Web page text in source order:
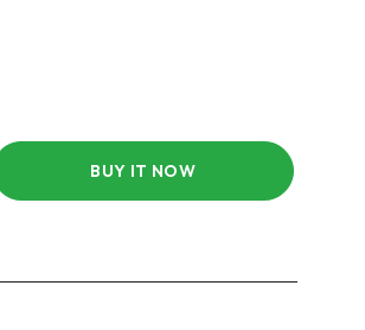
BUY IT NOW